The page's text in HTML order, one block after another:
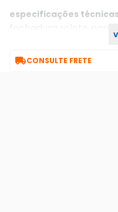
especificações técnicas
fechadura rolete para
CONSULTE FRETE